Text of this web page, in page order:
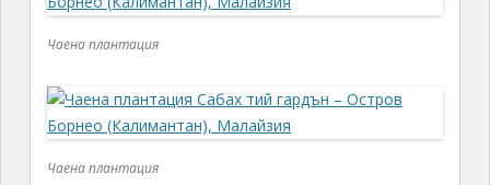
Чаена плантация
Чаена плантация